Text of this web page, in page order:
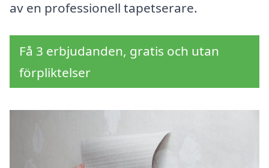
av en professionell tapetserare.
Få 3 erbjudanden, gratis och utan
förpliktelser